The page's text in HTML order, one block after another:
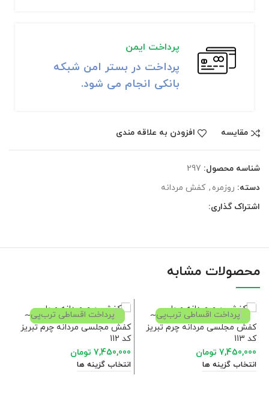
پرداخت ایمن
پرداخت در بستر امن شبکه
بانکی انجام می شود.
مقايسه افزودن به علاقه مندی
شناسه محصول: 297
دسته: روزمره , کفش مردانه
اشتراک گذاری:
محصولات مشابه
کفش مجلسی مردانه چرم تبریز
کد 113
7,450,000 تومان
انتخاب گزینه ها
کفش مجلسی مردانه چرم تبریز
کد 112
7,450,000 تومان
انتخاب گزینه ها